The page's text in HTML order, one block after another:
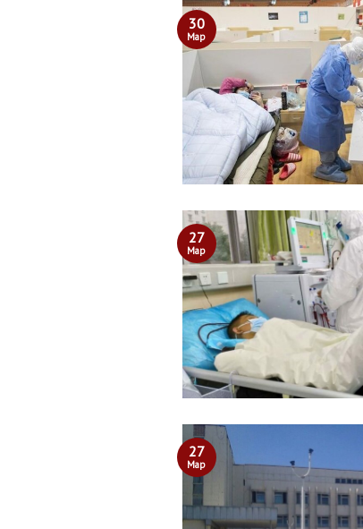
30
Мар
27
Мар
27
Мар